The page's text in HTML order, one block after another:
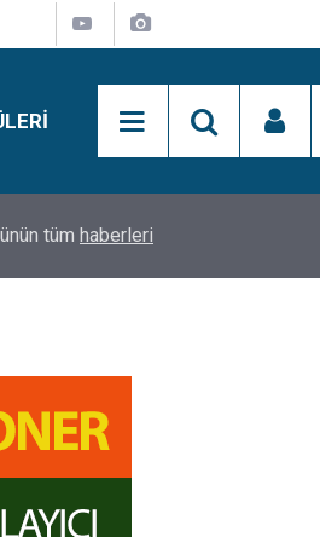
Dikkat Programı Nedir?
tüm haberleri